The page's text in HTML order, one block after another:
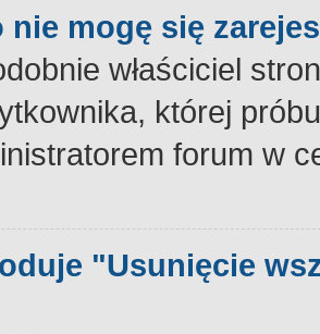
nie mogę się
właściciel
której
forum w
"Usunięcie